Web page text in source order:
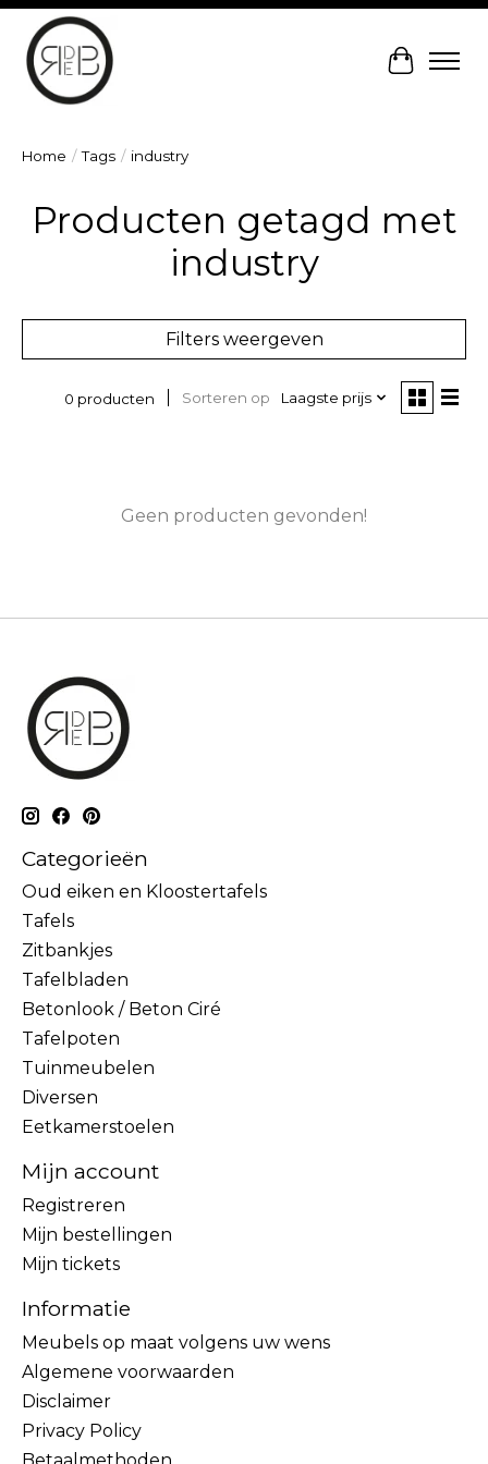
Home / Tags / industry
Producten getagd met
industry
Filters weergeven
0 producten Sorteren op Laagste prijs
Geen producten gevonden!
Categorieën
Oud eiken en Kloostertafels
Tafels
Zitbankjes
Tafelbladen
Betonlook / Beton Ciré
Tafelpoten
Tuinmeubelen
Diversen
Eetkamerstoelen
Mijn account
Registreren
Mijn bestellingen
Mijn tickets
Informatie
Meubels op maat volgens uw wens
Algemene voorwaarden
Disclaimer
Privacy Policy
Betaalmethoden